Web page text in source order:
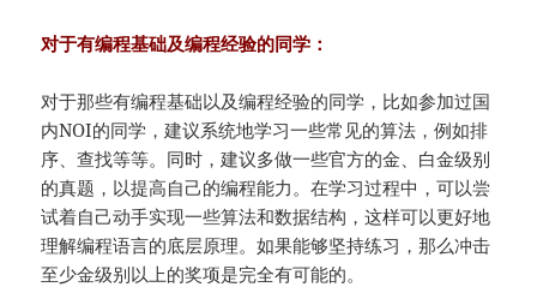
对于有编程基础及编程经验的同学：
对于那些有编程基础以及编程经验的同学，比如参加过国
内NOI的同学，建议系统地学习一些常见的算法，例如排
序、查找等等。同时，建议多做一些官方的金、白金级别
的真题，以提高自己的编程能力。在学习过程中，可以尝
试着自己动手实现一些算法和数据结构，这样可以更好地
理解编程语言的底层原理。如果能够坚持练习，那么冲击
至少金级别以上的奖项是完全有可能的。